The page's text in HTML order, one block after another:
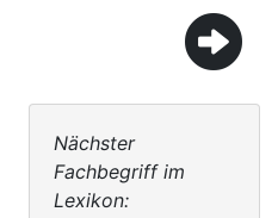
Nächster
Fachbegriff im
Lexikon: